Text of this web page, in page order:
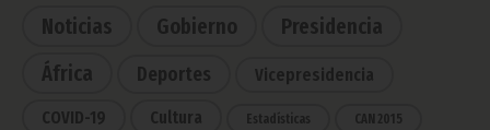
Noticias Gobierno
Presidencia
África
Deportes Vicepresidencia
COVID-19 Cultura Estadísticas CAN 2015